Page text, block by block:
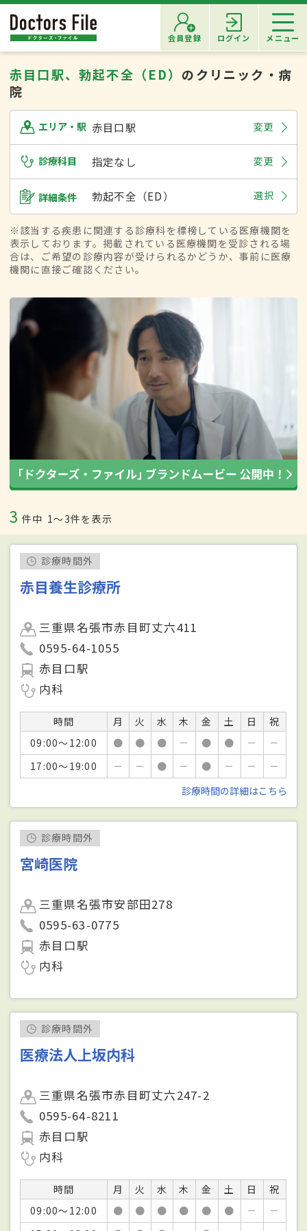
会員登録 ログイン メニュー
赤目口駅、勃起不全（ED） のクリニック・病
院
エリア・駅 赤目口駅 変更
診療科目 指定なし 変更
詳細条件 勃起不全（ED） 選択
※該当する疾患に関連する診療科を標榜している医療機関を
表示しております。掲載されている医療機関を受診される場
合は、ご希望の診療内容が受けられるかどうか、事前に医療
機関に直接ご確認ください。
3 件中 1〜3件を表示
診療時間外
赤目養生診療所
三重県名張市赤目町丈六411
0595-64-1055
赤目口駅
内科
時間 月 火 水 木 金 土 日
祝
09:00～12:00
● ● ● － ● ● －
－
17:00～19:00
－ － ● － ● － －
－
診療時間の詳細はこちら
診療時間外
宮崎医院
三重県名張市安部田278
0595-63-0775
赤目口駅
内科
診療時間外
医療法人上坂内科
三重県名張市赤目町丈六247-2
0595-64-8211
赤目口駅
内科
時間 月 火 水 木 金 土 日
祝
09:00～12:00
● ● ● ● ● ● －
－